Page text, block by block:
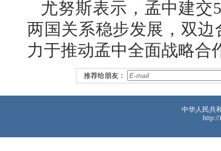
尤努斯表示，孟中建交
两国关系稳步发展，双
力于推动孟中全面战略合
推荐给朋友：
中华人民共
http://